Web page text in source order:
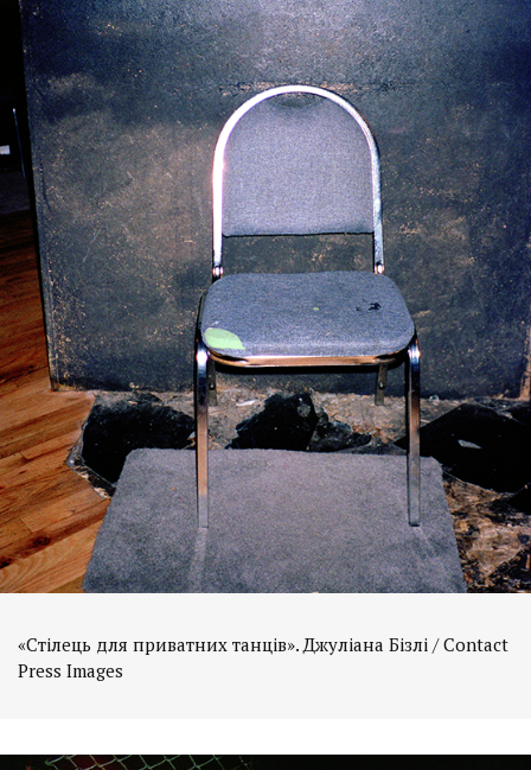
«Стілець для приватних танців». Джуліана Бізлі / Contact
Press Images